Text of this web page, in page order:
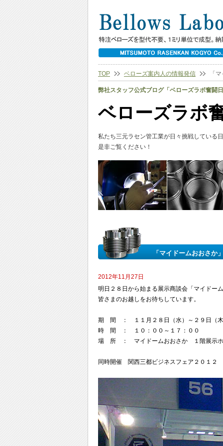
TOP ベローズ案内人の情報発信 「
弊社スタッフ公式ブログ「ベローズラボ奮闘
ベローズラボ
私たち三元ラセン管工業が日々挑戦している
是非ご覧ください！
「マイドームおおさか
2012年11月27日
明日２８日から始まる展示商談会「マイドー
皆さまのお越しをお待ちしています。
期 間 ： １１月２８日（水）～２９日（
時 間 ： １０：００～１７：００
場 所 ： マイドームおおさか １階展示
同時開催 関西三都ビジネスフェア２０